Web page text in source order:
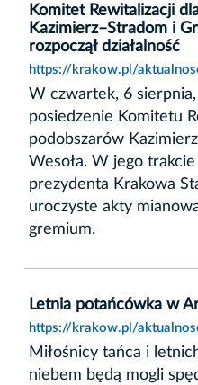
Komitet Rewitalizacji
Kazimierz–Stradom i
rozpoczął działalność
https://krakow.pl/
W czwartek, 6
posiedzenie Komitetu
podobszarów
Wesoła. W jego
prezydenta Krakowa
uroczyste akty
gremium.
Letnia potańcówka w
https://krakow.pl/
Miłośnicy tańca i
niebem będą mogli